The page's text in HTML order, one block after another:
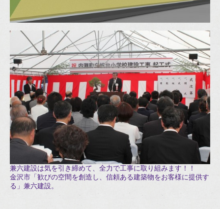
兼六建設は気を引き締めて、全力で工事に取り組みます！！
金沢市「歓びの空間を創造し、信頼ある建築物をお客様に提供す
る」兼六建設。